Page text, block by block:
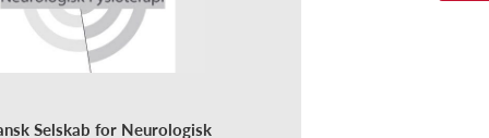
Selskab for Neurologisk